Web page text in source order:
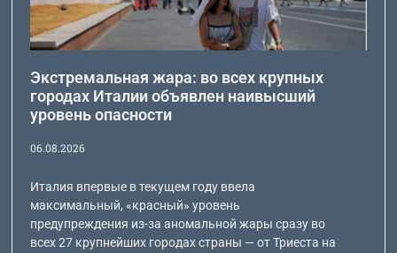
Экстремальная жара: во всех крупных
городах Италии объявлен наивысший
уровень опасности
06.08.2026
Италия впервые в текущем году ввела
максимальный, «красный» уровень
предупреждения из-за аномальной жары сразу во
всех 27 крупнейших городах страны — от Триеста на